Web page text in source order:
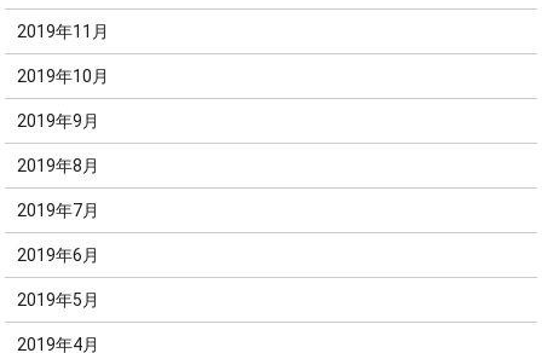
2019年11月
2019年10月
2019年9月
2019年8月
2019年7月
2019年6月
2019年5月
2019年4月